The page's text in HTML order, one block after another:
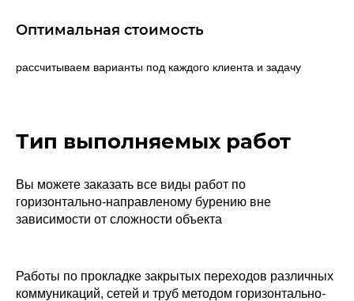
Оптимальная стоимость
рассчитываем варианты под каждого клиента и задачу
Тип выполняемых работ
Вы можете заказать все виды работ по
горизонтально-направленому бурению вне
зависимости от сложности объекта
Работы по прокладке закрытых переходов различных
коммуникаций, сетей и труб методом горизонтально-